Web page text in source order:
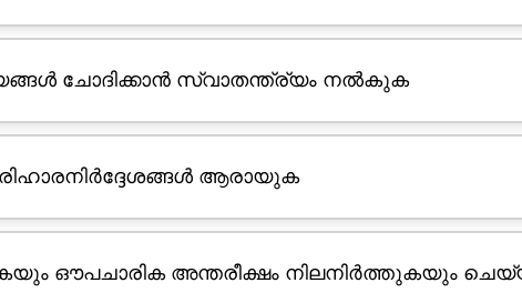
ചോദിക്കാൻ സ്വാതന്ത്ര്യം നൽകുക
ആരായുക
ഔപചാരിക അന്തരീക്ഷം നിലനിർത്തുകയും